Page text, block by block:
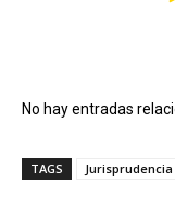
No hay entradas
TAGS Jurisprudencia